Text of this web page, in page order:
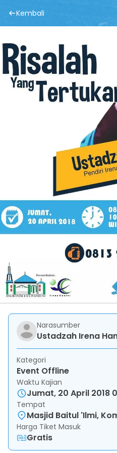
Kembali
Narasumber
Ustadzah Irena
Kategori
Event Offline
Waktu Kajian
Jumat, 20 April 2018
Tempat
Masjid Baitul 'Ilmi,
Harga Tiket Masuk
Gratis